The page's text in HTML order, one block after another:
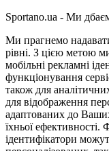
Sportano.ua - Ми
Ми прагнемо
рівні. З цією метою
мобільні рекламні
функціонування
також для
для відображення
адаптованих до
їхньої ефективності.
ідентифікатори